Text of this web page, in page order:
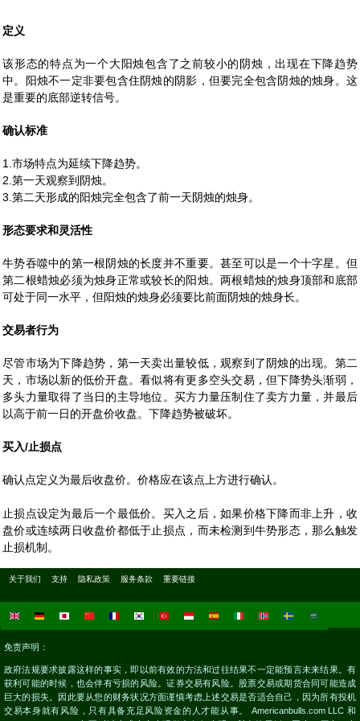
定义
该形态的特点为一个大阳烛包含了之前较小的阴烛，出现在下降趋势
中。阳烛不一定非要包含住阴烛的阴影，但要完全包含阴烛的烛身。这
是重要的底部逆转信号。
确认标准
1.市场特点为延续下降趋势。
2.第一天观察到阴烛。
3.第二天形成的阳烛完全包含了前一天阴烛的烛身。
形态要求和灵活性
牛势吞噬中的第一根阴烛的长度并不重要。甚至可以是一个十字星。但
第二根蜡烛必须为烛身正常或较长的阳烛。两根蜡烛的烛身顶部和底部
可处于同一水平，但阳烛的烛身必须要比前面阴烛的烛身长。
交易者行为
尽管市场为下降趋势，第一天卖出量较低，观察到了阴烛的出现。第二
天，市场以新的低价开盘。看似将有更多空头交易，但下降势头渐弱，
多头力量取得了当日的主导地位。买方力量压制住了卖方力量，并最后
以高于前一日的开盘价收盘。下降趋势被破坏。
买入/止损点
确认点定义为最后收盘价。价格应在该点上方进行确认。
止损点设定为最后一个最低价。买入之后，如果价格下降而非上升，收
盘价或连续两日收盘价都低于止损点，而未检测到牛势形态，那么触发
止损机制。
关于我们 支持 隐私政策 服务条款 重要链接
免责声明：
政府法规要求披露这样的事实，即以前有效的方法和过往结果不一定能预言未来结果。有
获利可能的时候，也会伴有亏损的风险。证券交易有风险。股票交易或期货合同可能造成
巨大的损失。因此要从您的财务状况方面谨慎考虑上述交易是否适合自己，因为所有投机
交易本身就有风险，只有具备充足风险资金的人才能从事。 Americanbulls.com LLC 和